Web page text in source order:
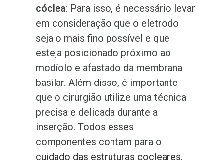
cóclea: Para isso, é necessário levar
em consideração que o eletrodo
seja o mais fino possível e que
esteja posicionado próximo ao
modíolo e afastado da membrana
basilar. Além disso, é importante
que o cirurgião utilize uma técnica
precisa e delicada durante a
inserção. Todos esses
componentes contam para o
cuidado das estruturas cocleares.